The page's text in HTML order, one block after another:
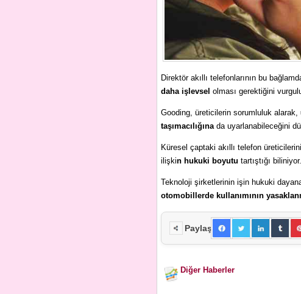
Direktör akıllı telefonlarının bu
daha işlevsel olması gerektiğini
Gooding, üreticilerin sorumluluk alarak,
taşımacılığınada uyarlanabileceğini
Küresel çaptaki akıllı telefon
ilişkin hukuki boyutu tartıştığı biliniyor.
Teknoloji şirketlerinin işin hukuki
otomobillerde kullanımının
Paylaş
Diğer Haberler